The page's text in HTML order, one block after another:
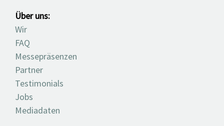
Über uns:
Wir
FAQ
Messepräsenzen
Partner
Testimonials
Jobs
Mediadaten